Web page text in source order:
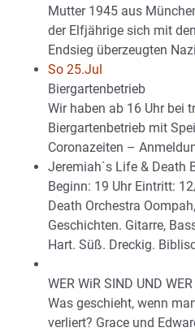
Mutter 1945 aus
der Elfjährige sich mit
Endsieg überzeugten
So 25.Jul
Biergartenbetrieb
Wir haben ab 16 Uhr bei
Biergartenbetrieb mit
Coronazeiten –
Jeremiah`s Life & Death
Beginn: 19 Uhr Eintritt:
Death Orchestra
Geschichten. Gitarre,
Hart. Süß. Dreckig.
WER WiR SIND UND
Was geschieht, wenn
verliert? Grace und